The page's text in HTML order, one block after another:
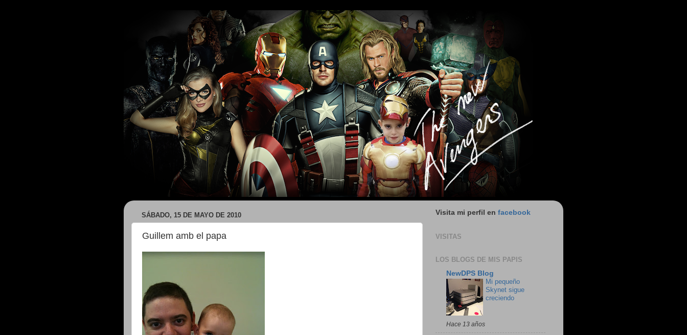
SÁBADO, 15 DE MAYO DE 2010
Guillem amb el papa
Visita mi perfil en facebook
VISITAS
LOS BLOGS DE MIS PAPIS
NewDPS Blog
Mi pequeño
Skynet sigue
creciendo
Hace 13 años